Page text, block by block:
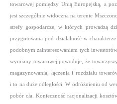
towarowej pomiędzy Unią Europejską, a
jest szczególnie widoczna na terenie
strefy gospodarcze, w których prowadzą
przygotowana pod działalność w
podobnym zainteresowaniem tych
wymiany towarowej powoduje, że
magazynowania, łączenia i rozdziału
i to na duże odległości. W odróżnieniu od
pobór cła. Konieczność racjonalizacji